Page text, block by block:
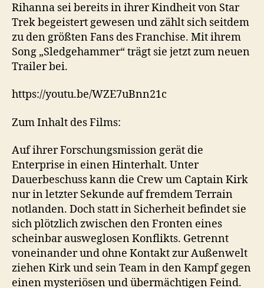
Rihanna sei bereits in ihrer Kindheit von Star
Trek begeistert gewesen und zählt sich seitdem
zu den größten Fans des Franchise. Mit ihrem
Song „Sledgehammer“ trägt sie jetzt zum neuen
Trailer bei.
https://youtu.be/WZE7uBnn21c
Zum Inhalt des Films:
Auf ihrer Forschungsmission gerät die
Enterprise in einen Hinterhalt. Unter
Dauerbeschuss kann die Crew um Captain Kirk
nur in letzter Sekunde auf fremdem Terrain
notlanden. Doch statt in Sicherheit befindet sie
sich plötzlich zwischen den Fronten eines
scheinbar ausweglosen Konflikts. Getrennt
voneinander und ohne Kontakt zur Außenwelt
ziehen Kirk und sein Team in den Kampf gegen
einen mysteriösen und übermächtigen Feind.